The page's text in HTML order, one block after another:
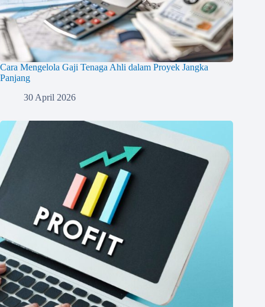
Cara Mengelola Gaji Tenaga Ahli dalam Proyek Jangka
Panjang
30 April 2026